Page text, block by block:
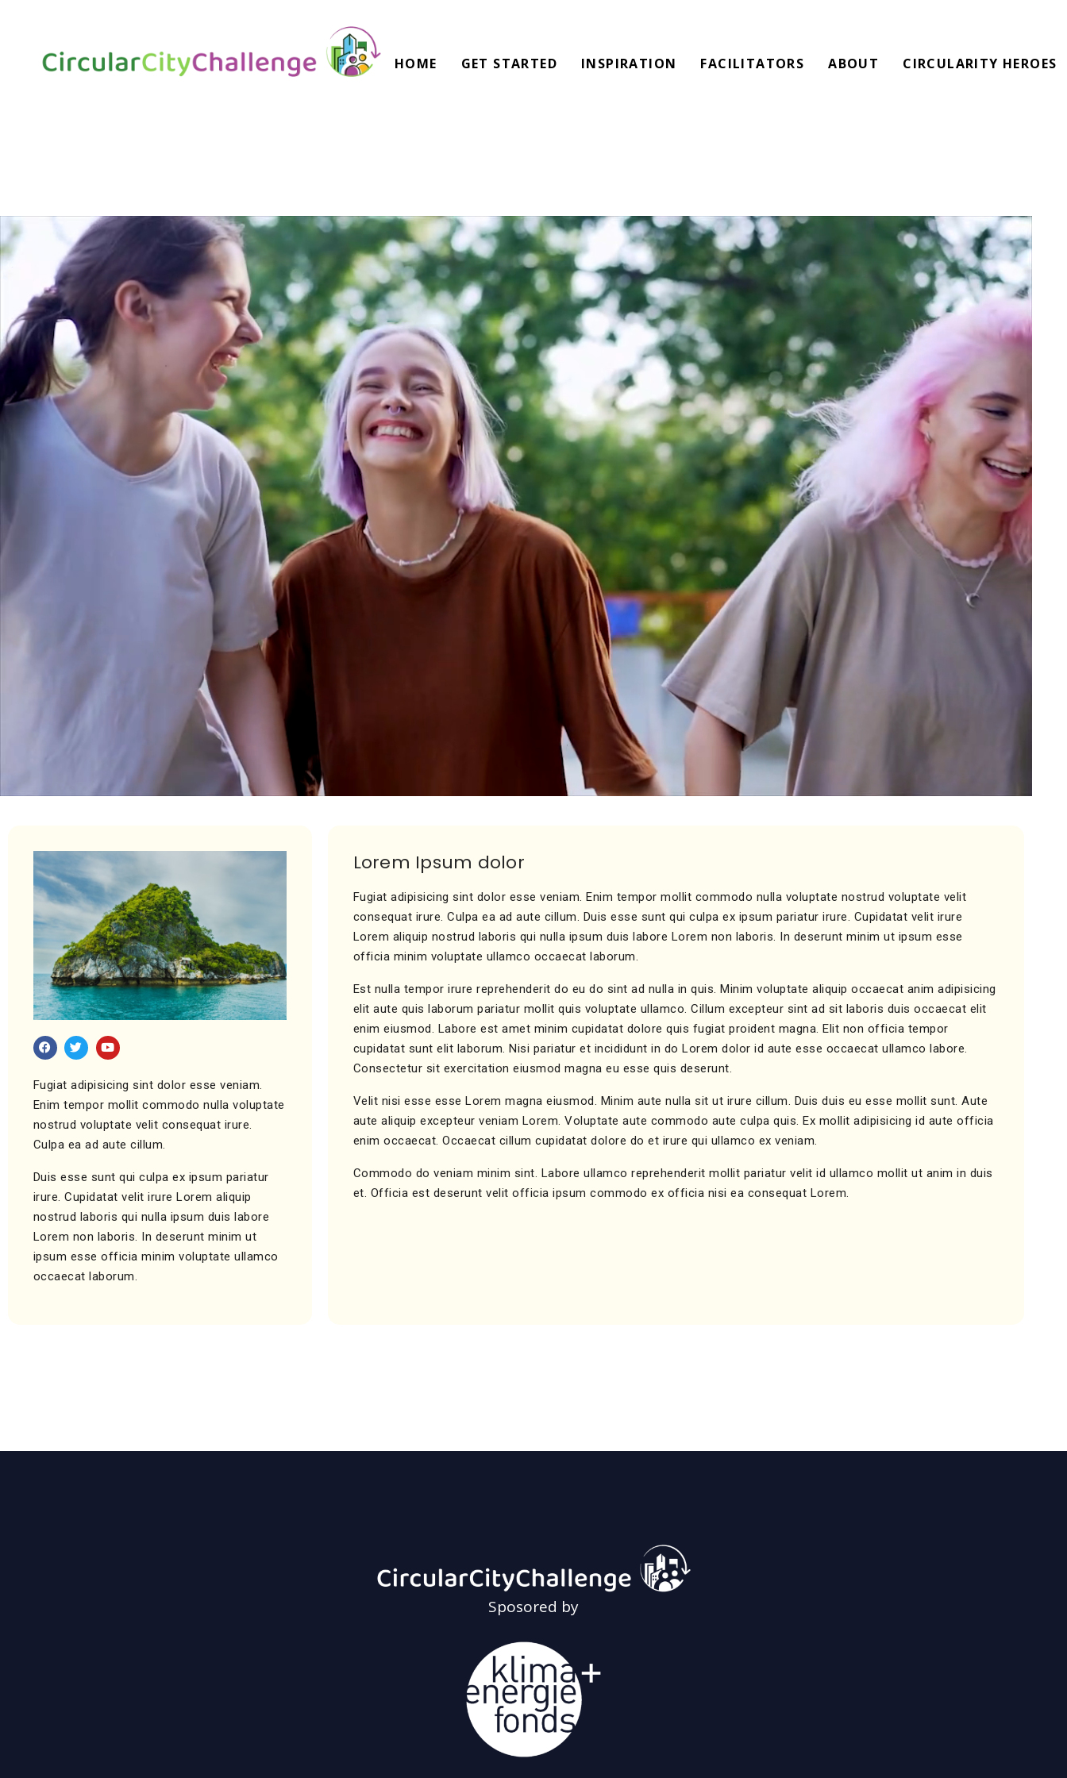
HOME GET STARTED INSPIRATION FACILITATORS ABOUT CIRCULARITY HEROES
Fugiat adipisicing sint dolor esse veniam.
Enim tempor mollit commodo nulla voluptate
nostrud voluptate velit consequat irure.
Culpa ea ad aute cillum.
Duis esse sunt qui culpa ex ipsum pariatur
irure. Cupidatat velit irure Lorem aliquip
nostrud laboris qui nulla ipsum duis labore
Lorem non laboris. In deserunt minim ut
ipsum esse officia minim voluptate ullamco
occaecat laborum.
Lorem Ipsum dolor
Fugiat adipisicing sint dolor esse veniam. Enim tempor mollit commodo nulla voluptate nostrud voluptate velit
consequat irure. Culpa ea ad aute cillum. Duis esse sunt qui culpa ex ipsum pariatur irure. Cupidatat velit irure
Lorem aliquip nostrud laboris qui nulla ipsum duis labore Lorem non laboris. In deserunt minim ut ipsum esse
officia minim voluptate ullamco occaecat laborum.
Est nulla tempor irure reprehenderit do eu do sint ad nulla in quis. Minim voluptate aliquip occaecat anim adipisicing
elit aute quis laborum pariatur mollit quis voluptate ullamco. Cillum excepteur sint ad sit laboris duis occaecat elit
enim eiusmod. Labore est amet minim cupidatat dolore quis fugiat proident magna. Elit non officia tempor
cupidatat sunt elit laborum. Nisi pariatur et incididunt in do Lorem dolor id aute esse occaecat ullamco labore.
Consectetur sit exercitation eiusmod magna eu esse quis deserunt.
Velit nisi esse esse Lorem magna eiusmod. Minim aute nulla sit ut irure cillum. Duis duis eu esse mollit sunt. Aute
aute aliquip excepteur veniam Lorem. Voluptate aute commodo aute culpa quis. Ex mollit adipisicing id aute officia
enim occaecat. Occaecat cillum cupidatat dolore do et irure qui ullamco ex veniam.
Commodo do veniam minim sint. Labore ullamco reprehenderit mollit pariatur velit id ullamco mollit ut anim in duis
et. Officia est deserunt velit officia ipsum commodo ex officia nisi ea consequat Lorem.
Sposored by